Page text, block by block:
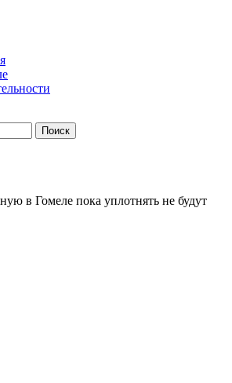
в Гомеле пока уплотнять не будут